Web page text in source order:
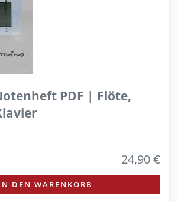
PDF | Flöte,
24,90 €
DEN WARENKORB